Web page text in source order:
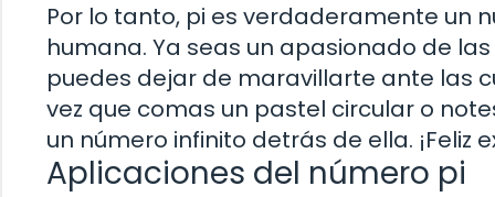
Por lo tanto, pi es verdaderamente un
humana. Ya seas un apasionado de
puedes dejar de maravillarte ante las
vez que comas un pastel circular o
un número infinito detrás de ella.
Aplicaciones del número pi